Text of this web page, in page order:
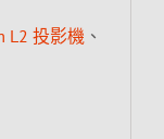
L2 投影機 、